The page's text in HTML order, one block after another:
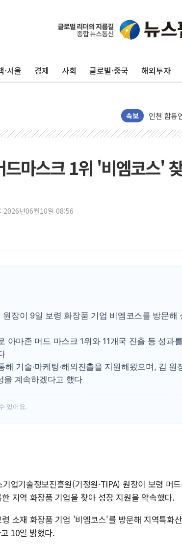
·서울 경제 사회 글로벌·중국 해외투자
속보
울진·영
김민석, 2
인사하는
[속보] 민
[속보] 민
폐기물
서울 중랑
李대통령
인천 선재
인천서
'화합' 꺼
李대통
마스크 1위 '비엠코스'
2026년06월10일 08:56
장이 9일 보령 화장품 기업 비엠코스를 방문해
아마존 머드 마스크 1위와 11개국 진출 등 성과
기술·마케팅·해외진출을 지원해왔으며, 김 원
을 계속하겠다고 했다
있어요.
업기술정보진흥원(기정원·TIPA) 원장이 보령 머
지역 화장품 기업을 찾아 성장 지원을 약속했다.
소재 화장품 기업 '비엠코스'를 방문해 지역특화
10일 밝혔다.